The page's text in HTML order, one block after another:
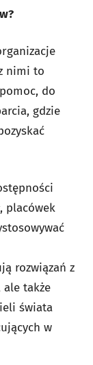
nimi to
do
gdzie
placówek
rozwiązań z
także
świata
w